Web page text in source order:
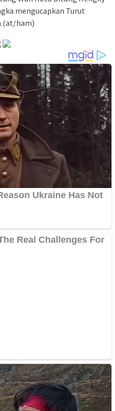
mengucapkan Turut
ham)